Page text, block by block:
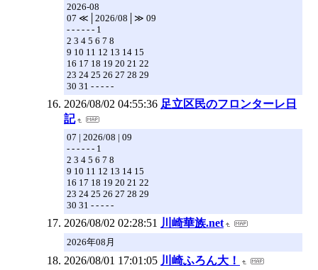
2026-08
07 ≪│2026/08│≫ 09
- - - - - - 1
2 3 4 5 6 7 8
9 10 11 12 13 14 15
16 17 18 19 20 21 22
23 24 25 26 27 28 29
30 31 - - - - -
2026/08/02 04:55:36 足立区民のフロンターレ日
記
07 | 2026/08 | 09
- - - - - - 1
2 3 4 5 6 7 8
9 10 11 12 13 14 15
16 17 18 19 20 21 22
23 24 25 26 27 28 29
30 31 - - - - -
2026/08/02 02:28:51 川崎華族.net
2026年08月
2026/08/01 17:01:05 川崎ふろん大！